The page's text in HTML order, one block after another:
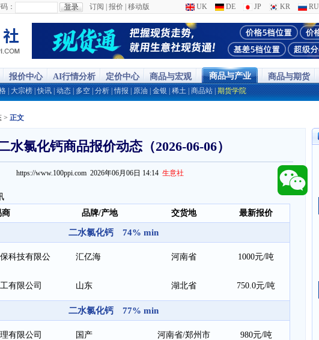
： 订阅 报价 移动版 UK DE JP KR RU
报价中心 AI行情分析 定价中心 商品与宏观 商品与产业 商品与期货
大宗榜 |快讯 动态 多空 分析 |情报 原油 金银 稀土 商品站 期货学院
> 正文
水氯化钙商品报价动态（2026-06-06）
https://www.100ppi.com 2026年06月06日 14:14 生意社
商
品牌/产地 交货地 最新报价
二水氯化钙 74% min
科技有限公 汇亿海 河南省 1000元/吨
有限公司 山东 湖北省 750.0元/吨
二水氯化钙 77% min
有限公司 国产 河南省/郑州市 980元/吨